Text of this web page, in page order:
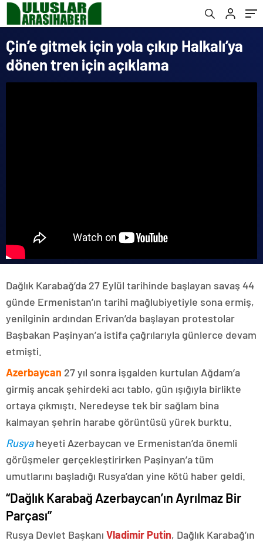
Çin’e gitmek için yola çıkıp Halkalı’ya
dönen tren için açıklama
Dağlık Karabağ’da 27 Eylül tarihinde başlayan savaş 44
günde Ermenistan’ın tarihi mağlubiyetiyle sona ermiş,
yenilginin ardından Erivan’da başlayan protestolar
Başbakan Paşinyan’a istifa çağrılarıyla günlerce devam
etmişti.
Azerbaycan 27 yıl sonra işgalden kurtulan Ağdam’a
girmiş ancak şehirdeki acı tablo, gün ışığıyla birlikte
ortaya çıkmıştı. Neredeyse tek bir sağlam bina
kalmayan şehrin harabe görüntüsü yürek burktu.
Rusyaheyeti Azerbaycan ve Ermenistan’da önemli
görüşmeler gerçekleştirirken Paşinyan’a tüm
umutlarını başladığı Rusya’dan yine kötü haber geldi.
“Dağlık Karabağ Azerbaycan’ın Ayrılmaz Bir
Parçası”
Rusya Devlet Başkanı Vladimir Putin, Dağlık Karabağ’ın